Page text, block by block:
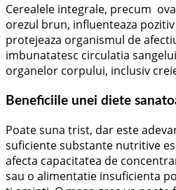
Cerealele integrale, precum
orezul brun, influenteaza
protejeaza organismul de
imbunatatesc circulatia
organelor corpului, inclusiv
Beneficiile unei diete
Poate suna trist, dar este
suficiente substante nutritive
afecta capacitatea de
sau o alimentatie insuficienta